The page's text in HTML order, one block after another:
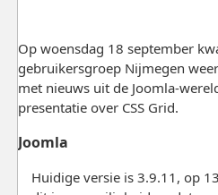
Op woensdag 18 september
gebruikersgroep Nijmegen
met nieuws uit de Joomla-
presentatie over CSS Grid.
Joomla
Huidige versie is 3.9.11, op